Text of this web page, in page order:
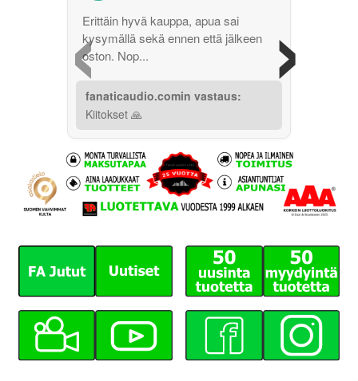
‹
Erittäin hyvä kauppa, apua sai
kysymällä sekä ennen että jälkeen
oston. Nop...
fanaticaudio.comin vastaus:
Kiitokset 🙏
›